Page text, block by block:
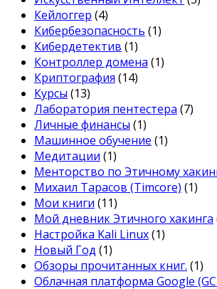
Кейлоггер (4)
Кибербезопасность (1)
Кибердетектив (1)
Контроллер домена (1)
Криптография (14)
Курсы (13)
Лаборатория пентестера (7)
Личные финансы (1)
Машинное обучение (1)
Медитации (1)
Менторство по Этичному
Михаил Тарасов (Timcore) (1)
Мои книги (11)
Мой дневник Этичного хакинга
Настройка Kali Linux(1)
Новый Год (1)
Обзоры прочитанных книг. (1)
Облачная платформа Google